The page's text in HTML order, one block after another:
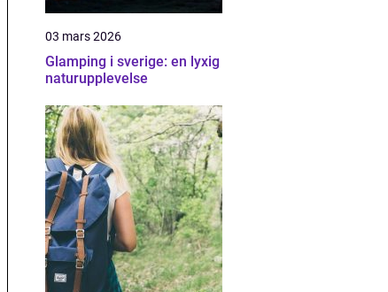
03 mars 2026
Glamping i sverige: en lyxig
naturupplevelse